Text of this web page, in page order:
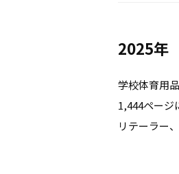
2025年
学校体育用
1,444ページ
リテーラー